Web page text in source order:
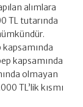
alımlara
TL tutarında
kapsamında
olmayan
TL’lik kısmı